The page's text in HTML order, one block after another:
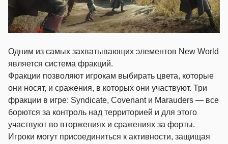
Одним из самых захватывающих элементов New World
является система фракций.
Фракции позволяют игрокам выбирать цвета, которые
они носят, и сражения, в которых они участвуют. Три
фракции в игре: Syndicate, Covenant и Marauders — все
борются за контроль над территорией и для этого
участвуют во вторжениях и сражениях за форты.
Игроки могут присоединиться к активности, защищая